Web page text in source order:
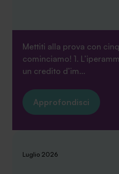
Mettiti alla prova con
cominciamo! 1.
un credito d’im...
Approfondisci
Luglio 2026